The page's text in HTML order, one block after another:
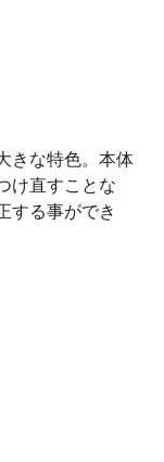
きな特色。本体
け直すことな
する事ができ